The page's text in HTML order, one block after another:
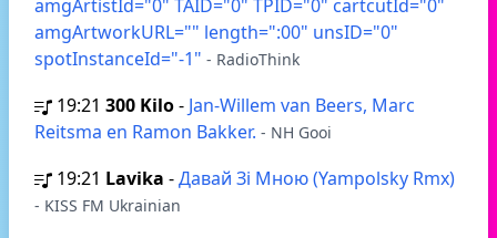
amgArtistId="0" TAID="0" TPID="0" cartcutId="0"
amgArtworkURL="" length=":00" unsID="0"
spotInstanceId="-1" - RadioThink
19:21 300 Kilo- Jan-Willem van Beers, Marc
Reitsma en Ramon Bakker. - NH Gooi
19:21 Lavika -Давай Зі Мною (Yampolsky Rmx)
- KISS FM Ukrainian